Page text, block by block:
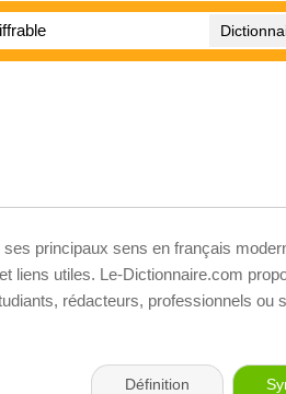
ses principaux sens en français
liens utiles. Le-Dictionnaire.com
rédacteurs, professionnels ou
Définition